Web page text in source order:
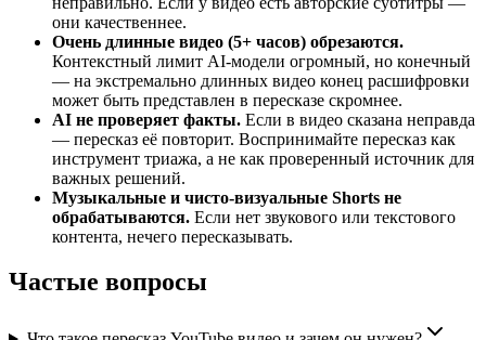
они качественнее.
Очень длинные видео (5+ часов) обрезаются.
Контекстный лимит AI-модели огромный, но конечный
— на экстремально длинных видео конец расшифровки
может быть представлен в пересказе скромнее.
AI не проверяет факты. Если в видео сказана неправда
— пересказ её повторит. Воспринимайте пересказ как
инструмент триажа, а не как проверенный источник для
важных решений.
Музыкальные и чисто-визуальные Shorts не
обрабатываются. Если нет звукового или текстового
контента, нечего пересказывать.
Частые вопросы